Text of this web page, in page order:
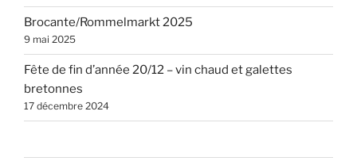
Brocante/Rommelmarkt 2025
9 mai 2025
Fête de fin d’année 20/12 – vin chaud et galettes
bretonnes
17 décembre 2024